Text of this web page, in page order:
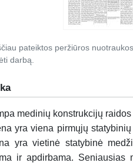
pateiktos peržiūros
darbą.
medinių konstrukcijų
yra vie­na pirmųjų
yra vietinė sta­tybinė
ir apdirbama. Seniausias